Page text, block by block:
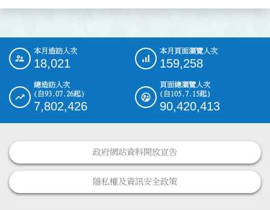
::: 本月造訪人次
18,021
本月頁面瀏覽人次
159,258
總造訪人次
(自93.07.26起)
7,802,426
頁面總瀏覽人次
(自105.7.15起)
90,420,413
政府網站資料開放宣告
隱私權及資訊安全政策